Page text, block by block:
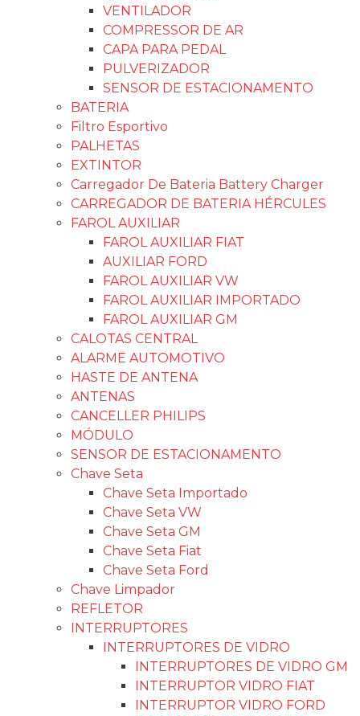
VENTILADOR
COMPRESSOR DE AR
CAPA PARA PEDAL
PULVERIZADOR
SENSOR DE ESTACIONAMENTO
BATERIA
Filtro Esportivo
PALHETAS
EXTINTOR
Carregador De Bateria Battery Charger
CARREGADOR DE BATERIA HÉRCULES
FAROL AUXILIAR
FAROL AUXILIAR FIAT
AUXILIAR FORD
FAROL AUXILIAR VW
FAROL AUXILIAR IMPORTADO
FAROL AUXILIAR GM
CALOTAS CENTRAL
ALARME AUTOMOTIVO
HASTE DE ANTENA
ANTENAS
CANCELLER PHILIPS
MÓDULO
SENSOR DE ESTACIONAMENTO
Chave Seta
Chave Seta Importado
Chave Seta VW
Chave Seta GM
Chave Seta Fiat
Chave Seta Ford
Chave Limpador
REFLETOR
INTERRUPTORES
INTERRUPTORES DE VIDRO
INTERRUPTORES DE VIDRO GM
INTERRUPTOR VIDRO FIAT
INTERRUPTOR VIDRO FORD